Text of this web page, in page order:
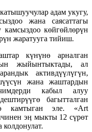
адам укугу,
жана саясаттагы
көйгөйлөрүн
жаратууга тийиш.
күнүнө арналган
жыйынтыктады, ал
активдүүлүгүн,
жана жаштардын
кабыл алуу
багытталган
камтыган эле. «Art
эӊ мыкты 12 сүрөт